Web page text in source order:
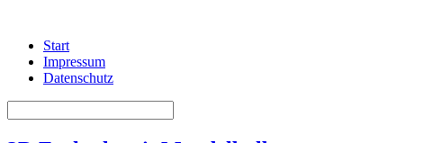
Start
Impressum
Datenschutz